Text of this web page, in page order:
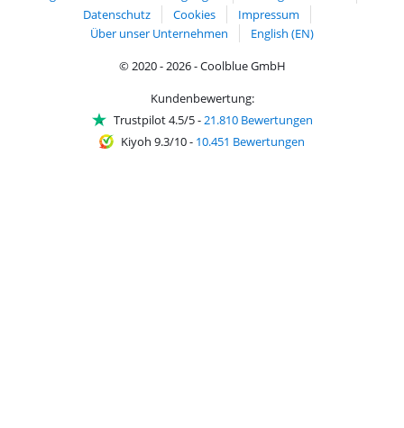
Datenschutz
Cookies
Impressum
Über unser Unternehmen
English (EN)
© 2020 - 2026 - Coolblue GmbH
Kundenbewertung:
Trustpilot 4.5/5-21.810 Bewertungen
Kiyoh 9.3/10- 10.451 Bewertungen